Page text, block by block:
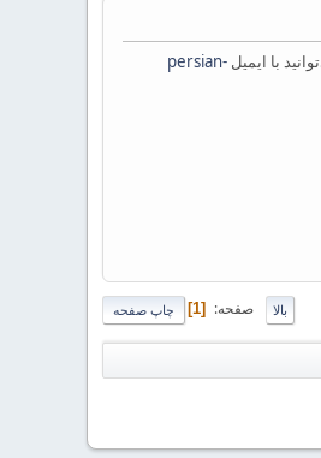
persian-
چاپ صفحه بالا صفحه 1